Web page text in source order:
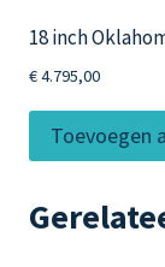
18 inch
€4.795,00
Toevoegen